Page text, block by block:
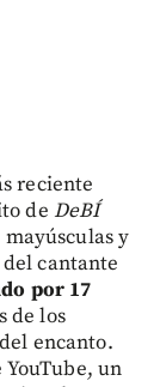
reciente
de DeBÍ
y
cantante
por 17
de los
encanto.
un